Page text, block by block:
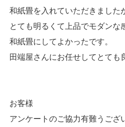
和紙畳を入れていただきました
とても明るくて上品でモダンな
和紙畳にしてよかったです。
田端屋さんにお任せしてとても
お客様
アンケートのご協力有難うござ